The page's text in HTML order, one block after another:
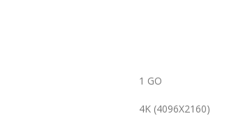
1 GO
4K (4096X2160)